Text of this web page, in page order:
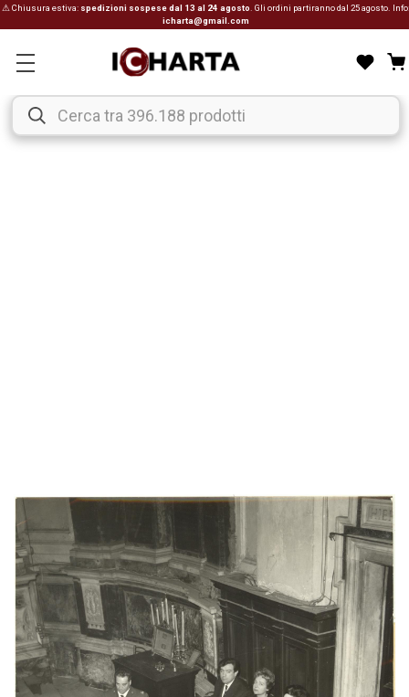
⚠ Chiusura estiva: spedizioni sospese dal 13 al 24 agosto . Gli ordini partiranno dal 25 agosto. Info:
icharta@gmail.com